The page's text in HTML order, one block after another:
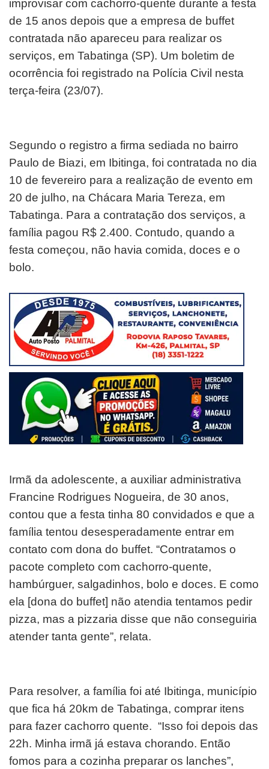
improvisar com cachorro-quente durante a festa
de 15 anos depois que a empresa de buffet
contratada não apareceu para realizar os
serviços, em Tabatinga (SP). Um boletim de
ocorrência foi registrado na Polícia Civil nesta
terça-feira (23/07).
Segundo o registro a firma sediada no bairro
Paulo de Biazi, em Ibitinga, foi contratada no dia
10 de fevereiro para a realização de evento em
20 de julho, na Chácara Maria Tereza, em
Tabatinga. Para a contratação dos serviços, a
família pagou R$ 2.400. Contudo, quando a
festa começou, não havia comida, doces e o
bolo.
Irmã da adolescente, a auxiliar administrativa
Francine Rodrigues Nogueira, de 30 anos,
contou que a festa tinha 80 convidados e que a
família tentou desesperadamente entrar em
contato com dona do buffet. “Contratamos o
pacote completo com cachorro-quente,
hambúrguer, salgadinhos, bolo e doces. E como
ela [dona do buffet] não atendia tentamos pedir
pizza, mas a pizzaria disse que não conseguiria
atender tanta gente”, relata.
Para resolver, a família foi até Ibitinga, município
que fica há 20km de Tabatinga, comprar itens
para fazer cachorro quente. “Isso foi depois das
22h. Minha irmã já estava chorando. Então
fomos para a cozinha preparar os lanches”,